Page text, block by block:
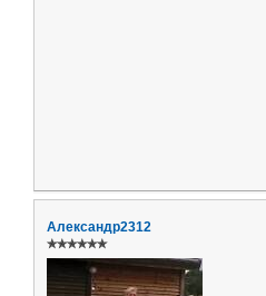
Александр2312
✯✯✯✯✯✯